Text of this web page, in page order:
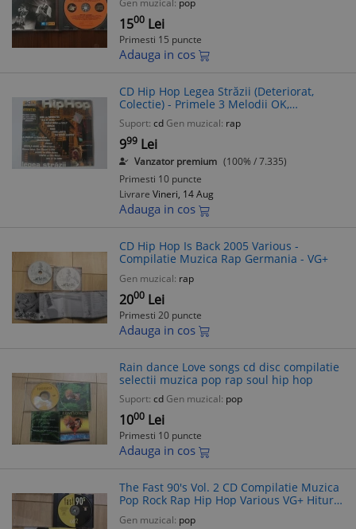
1500 Lei
Primesti 15 puncte
Adauga in cos
CD Hip Hop Legea Străzii (Deteriorat,
Colectie) - Primele 3 Melodii OK,
Compilatie 2000
Suport: cd Gen muzical: rap
999 Lei
Vanzator premium (100% / 7.335)
Primesti 10 puncte
Livrare Vineri, 14 Aug
Adauga in cos
CD Hip Hop Is Back 2005 Various -
Compilatie Muzica Rap Germania - VG+
Gen muzical: rap
2000 Lei
Primesti 20 puncte
Adauga in cos
Rain dance Love songs cd disc compilatie
selectii muzica pop rap soul hip hop
Suport: cd Gen muzical: pop
1000 Lei
Primesti 10 puncte
Adauga in cos
The Fast 90's Vol. 2 CD Compilatie Muzica
Pop Rock Rap Hip Hop Various VG+ Hituri
Anii '90 Made in Holland
Gen muzical: pop